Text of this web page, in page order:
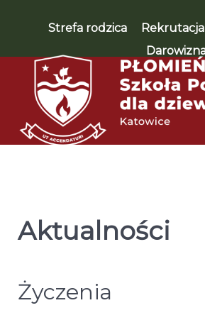
Strefa rodzica Rekrutacja
Aktualności
Życzenia